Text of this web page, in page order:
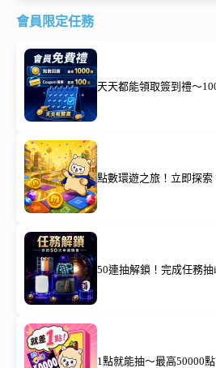
會員限定任務
天天都能領取簽到禮～
點數環遊之旅！立即探
50連抽解鎖！完成任務抽
1點就能抽～最高50000